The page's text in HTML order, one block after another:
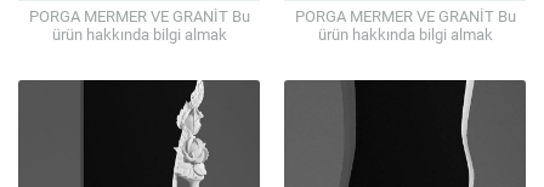
PORGA MERMER VE GRANİT Bu
ürün hakkında bilgi almak
PORGA MERMER VE GRANİT Bu
ürün hakkında bilgi almak
İyi alışverişler...